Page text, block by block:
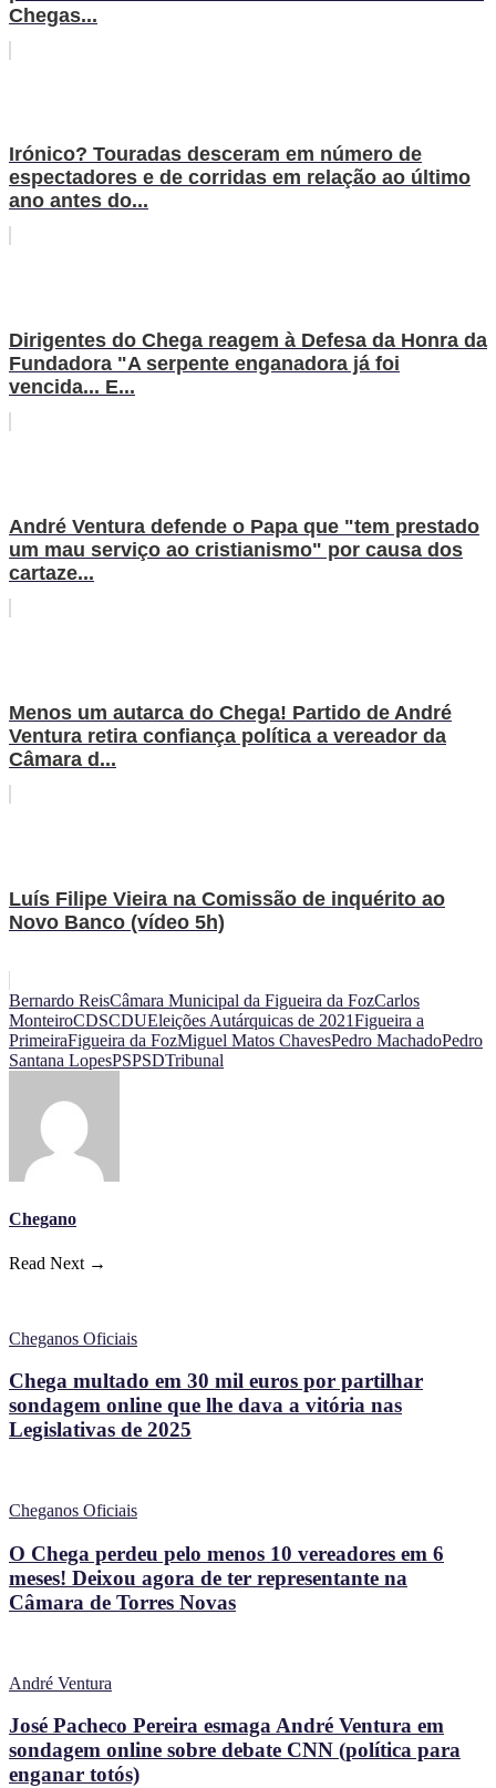
Chegas...
Irónico? Touradas desceram em número de
espectadores e de corridas em relação ao último
ano antes do...
Dirigentes do Chega reagem à Defesa da Honra da
Fundadora "A serpente enganadora já foi
vencida... E...
André Ventura defende o Papa que "tem prestado
um mau serviço ao cristianismo" por causa dos
cartaze...
Menos um autarca do Chega! Partido de André
Ventura retira confiança política a vereador da
Câmara d...
Luís Filipe Vieira na Comissão de inquérito ao
Novo Banco (vídeo 5h)
Bernardo ReisCâmara Municipal da Figueira da FozCarlos
MonteiroCDSCDUEleições Autárquicas de 2021Figueira a
PrimeiraFigueira da FozMiguel Matos ChavesPedro MachadoPedro
Santana LopesPSPSDTribunal
Chegano
Read Next →
Cheganos Oficiais
Chega multado em 30 mil euros por partilhar
sondagem online que lhe dava a vitória nas
Legislativas de 2025
Cheganos Oficiais
O Chega perdeu pelo menos 10 vereadores em 6
meses! Deixou agora de ter representante na
Câmara de Torres Novas
André Ventura
José Pacheco Pereira esmaga André Ventura em
sondagem online sobre debate CNN (política para
enganar totós)